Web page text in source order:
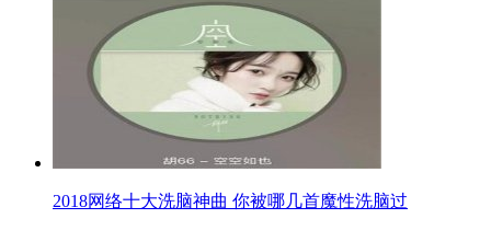
2018网络十大洗脑神曲 你被哪几首魔性洗脑过